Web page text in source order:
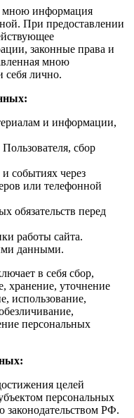
мною информация
При предоставлении
законные права и
мною
себя лично.
и информации,
сбор
событиях через
или телефонной
обязательств перед
работы сайта.
данными.
в себя сбор,
хранение, уточнение
использование,
персональных
целей
персональных
законодательством РФ.